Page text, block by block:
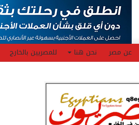
عن مصر نحن هنا للمصريين بالخارج